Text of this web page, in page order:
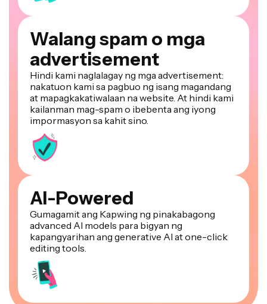
Walang spam o mga
advertisement
Hindi kami naglalagay ng mga advertisement:
nakatuon kami sa pagbuo ng isang magandang
at mapagkakatiwalaan na website. At hindi kami
kailanman mag-spam o ibebenta ang iyong
impormasyon sa kahit sino.
AI-Powered
Gumagamit ang Kapwing ng pinakabagong
advanced AI models para bigyan ng
kapangyarihan ang generative AI at one-click
editing tools.